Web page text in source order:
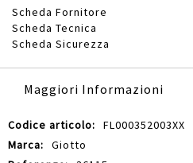
Scheda Fornitore
Scheda Tecnica
Scheda Sicurezza
Maggiori Informazioni
Maggiori
Informazioni
FL000352003XX
Giotto